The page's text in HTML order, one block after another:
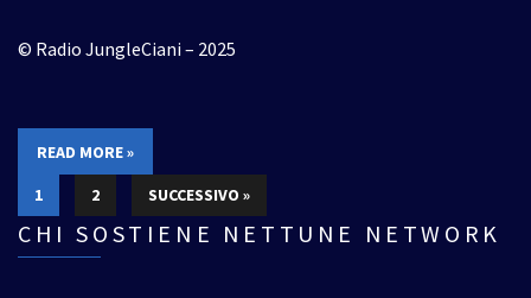
© Radio JungleCiani – 2025
READ MORE »
1
2 SUCCESSIVO »
CHI SOSTIENE NETTUNE NETWORK